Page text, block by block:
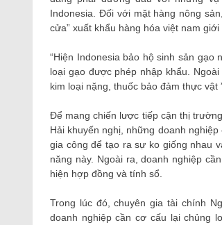
Indonesia. Đối với mặt hàng nông
cửa” xuất khẩu hàng hóa việt nam
“Hiện Indonesia bảo hộ sinh sản
loại gạo được phép nhập khẩu.
kim loại nặng, thuốc bảo đảm thực vật
Để mang chiến lược tiếp cận thị
Hải khuyến nghị, những doanh
gia công để tạo ra sự ko giống nhau
năng này. Ngoài ra, doanh nghiệp
hiện hợp đồng và tính sổ.
Trong lúc đó, chuyên gia tài chính
doanh nghiệp cần cơ cấu lại chủng